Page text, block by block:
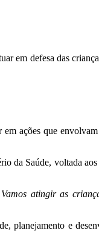
em defesa das
ações que
da Saúde, voltada
atingir as
planejamento e